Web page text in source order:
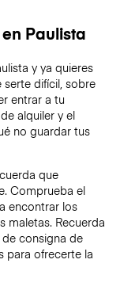
Paulista
y ya quieres
serte difícil, sobre
entrar a tu
alquiler y el
no guardar tus
que
Comprueba el
encontrar los
maletas. Recuerda
consigna de
para ofrecerte la